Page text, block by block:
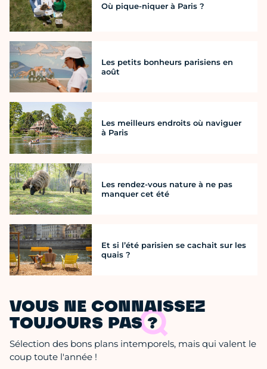
Où pique-niquer à Paris ?
Les petits bonheurs parisiens en
août
Les meilleurs endroits où naviguer
à Paris
Les rendez-vous nature à ne pas
manquer cet été
Et si l’été parisien se cachait sur les
quais ?
VOUS NE CONNAISSEZ
TOUJOURS PAS ?
Sélection des bons plans intemporels, mais qui valent le
coup toute l'année !